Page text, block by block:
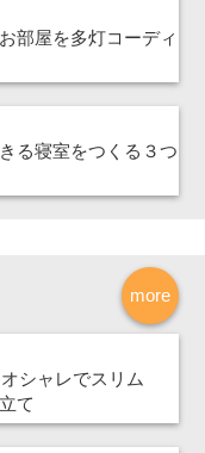
部屋を多灯コーディ
る寝室をつくる３つ
more
シャレでスリム
て